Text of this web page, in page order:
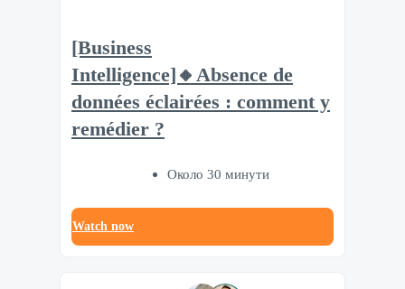
[Business
Intelligence]🔸Absence de
données éclairées : comment y
remédier ?
Около 30 минути
Watch now